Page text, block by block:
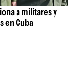
a militares y
en Cuba